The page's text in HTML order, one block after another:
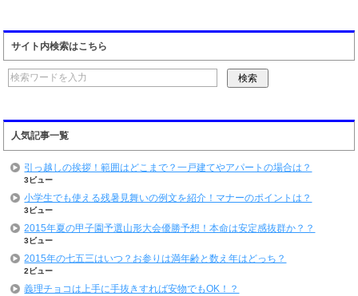
サイト内検索はこちら
人気記事一覧
引っ越しの挨拶！範囲はどこまで？一戸建てやアパートの場合は？
3ビュー
小学生でも使える残暑見舞いの例文を紹介！マナーのポイントは？
3ビュー
2015年夏の甲子園予選山形大会優勝予想！本命は安定感抜群か？？
3ビュー
2015年の七五三はいつ？お参りは満年齢と数え年はどっち？
2ビュー
義理チョコは上手に手抜きすれば安物でもOK！？